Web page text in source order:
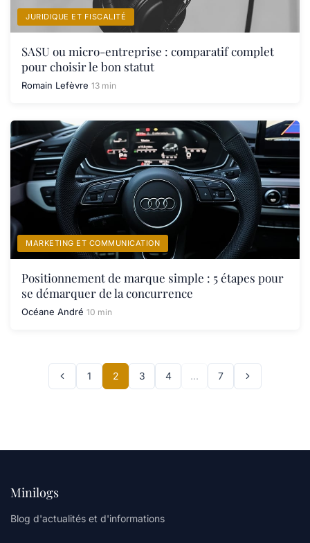
JURIDIQUE ET FISCALITÉ
SASU ou micro-entreprise : comparatif complet
pour choisir le bon statut
Romain Lefèvre 13 min
MARKETING ET COMMUNICATION
Positionnement de marque simple : 5 étapes pour
se démarquer de la concurrence
Océane André 10 min
1 2 3 4 … 7
Minilogs
Blog d'actualités et d'informations